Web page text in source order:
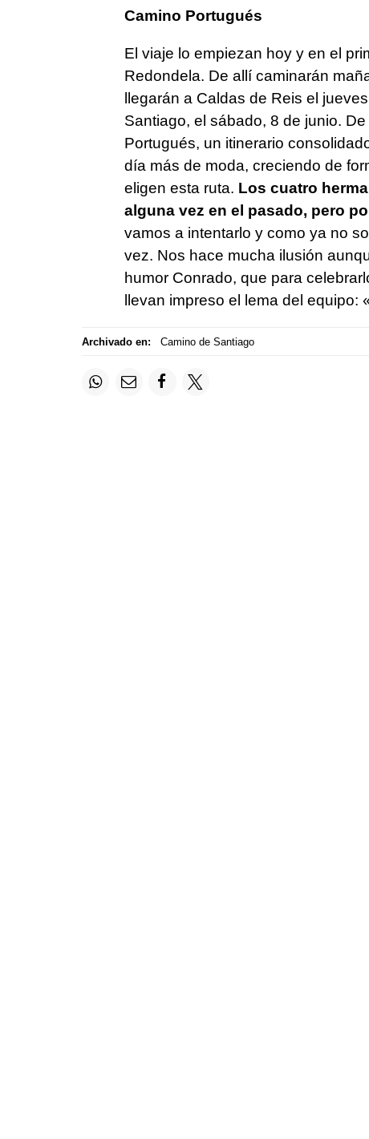
Camino Portugués
El viaje lo empiezan hoy y en el
Redondela. De allí caminarán
llegarán a Caldas de Reis el
Santiago, el sábado, 8 de junio.
Portugués, un itinerario
día más de moda, creciendo de
eligen esta ruta. Los cuatro
alguna vez en el pasado, pero
vamos a intentarlo y como ya no
vez. Nos hace mucha ilusión
humor Conrado, que para
llevan impreso el lema del equipo:
Archivado en: Camino de Santiago